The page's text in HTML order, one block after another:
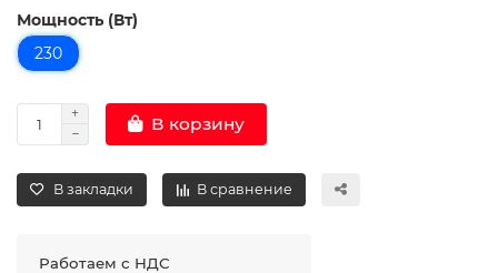
Мощность (Вт)
230
В корзину
В закладки В сравнение
Работаем с НДС